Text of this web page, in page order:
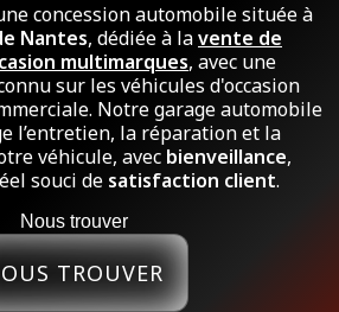
concession automobile située à
Nantes, dédiée à lavente de
multimarques, avec une
sur les véhicules d'occasion
Notre garage automobile
l’entretien, la réparation et la
véhicule, avec bienveillance,
souci de satisfaction client.
Nous trouver
TROUVER